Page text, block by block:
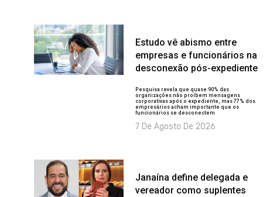
Estudo vê abismo entre
empresas e funcionários na
desconexão pós-expediente
Pesquisa revela que quase 90% das
organizações não proíbem mensagens
corporativas após o expediente, mas 77% dos
empresários acham importante que os
funcionários se desconectem
7 De Agosto De 2026
Janaína define delegada e
vereador como suplentes